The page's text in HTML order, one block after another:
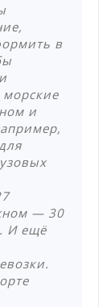
в
и
— 30
И ещё